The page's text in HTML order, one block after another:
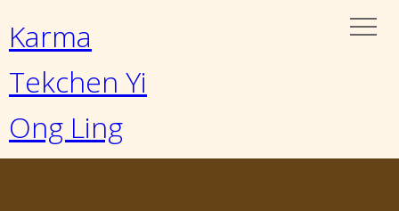
Karma
Tekchen Yi
Ong Ling